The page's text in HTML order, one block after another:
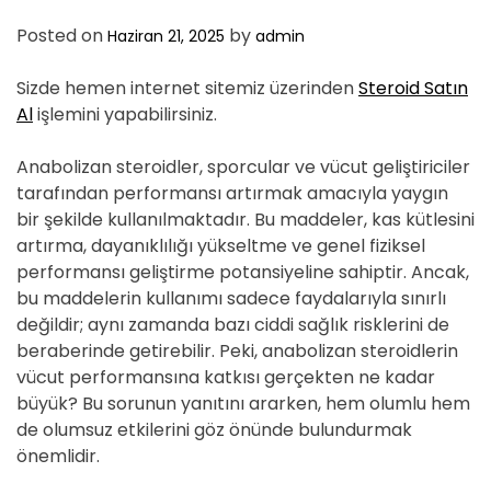
Posted on Haziran 21, 2025 by admin
Sizde hemen internet sitemiz üzerindenSteroid Satın
Alişlemini yapabilirsiniz.
Anabolizan steroidler, sporcular ve vücut geliştiriciler
tarafından performansı artırmak amacıyla yaygın
bir şekilde kullanılmaktadır. Bu maddeler, kas kütlesini
artırma, dayanıklılığı yükseltme ve genel fiziksel
performansı geliştirme potansiyeline sahiptir. Ancak,
bu maddelerin kullanımı sadece faydalarıyla sınırlı
değildir; aynı zamanda bazı ciddi sağlık risklerini de
beraberinde getirebilir. Peki, anabolizan steroidlerin
vücut performansına katkısı gerçekten ne kadar
büyük? Bu sorunun yanıtını ararken, hem olumlu hem
de olumsuz etkilerini göz önünde bulundurmak
önemlidir.